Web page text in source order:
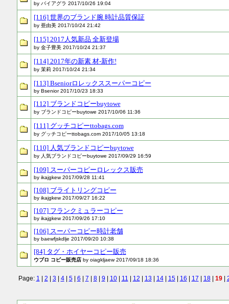
by バイアグラ 2017/10/26 19:04
[116] 世界のブランド腕 時計品質保証
by 亜由美 2017/10/24 21:42
[115] 2017人気新品 全新登場
by 金子豊美 2017/10/24 21:37
[114] 2017年の新素 材-新作!
by 茉莉 2017/10/24 21:34
[113] Bseniorロレックススーパーコピー
by Bsenior 2017/10/23 18:33
[112] ブランドコピーbuytowe
by ブランドコピーbuytowe 2017/10/06 11:36
[111] グッチコピーttobags.com
by グッチコピーttobags.com 2017/10/05 13:18
[110] 人気ブランドコピーbuytowe
by 人気ブランドコピーbuytowe 2017/09/29 16:59
[109] スーパーコピーロレックス販売
by ikajgkew 2017/09/28 11:41
[108] ブライトリングコピー
by ikajgkew 2017/09/27 16:22
[107] フランクミュラーコピー
by ikajgkew 2017/09/26 17:10
[106] スーパーコピー時計老舗
by baewfjskdlje 2017/09/20 10:38
[84] タグ・ホイヤーコピー販売
ウブロ コピー販売店by oiagkljaew 2017/09/18 18:36
Page: 1 2 3 4| 5| 6 7 8| 9 10| 11 12 13 14| 15| 16 17 18| 19|